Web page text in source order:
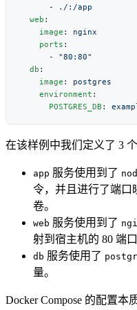
      -
  web
    image
:
    ports
      -
  db
    image
:
    environment
      POSTGRES_DB
:
在该样例中我们定义了 3 个
app 服务使用到了
令，并且进行了端口
卷。
web 服务使用到了
射到宿主机的 80 端口
db 服务使用了
量。
Docker Compose 的配置本